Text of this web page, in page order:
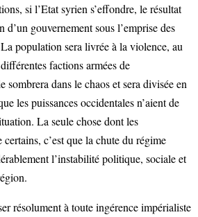
si l’Etat syrien s’effondre, le résultat
d’un gouvernement sous l’emprise des
population sera livrée à la violence, au
factions armées de
dans le chaos et sera divisée en
les puissances occidentales n’aient de
La seule chose dont les
c’est que la chute du régime
l’instabilité politique, sociale et
résolument à toute ingérence impérialiste